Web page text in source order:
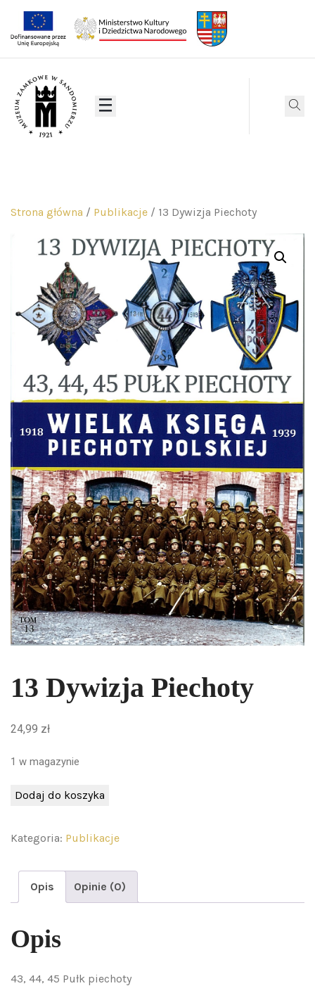
Strona główna / Publikacje / 13 Dywizja Piechoty
13 Dywizja Piechoty
24,99 zł
1 w magazynie
Dodaj do koszyka
Kategoria: Publikacje
Opis Opinie (0)
Opis
43, 44, 45 Pułk piechoty